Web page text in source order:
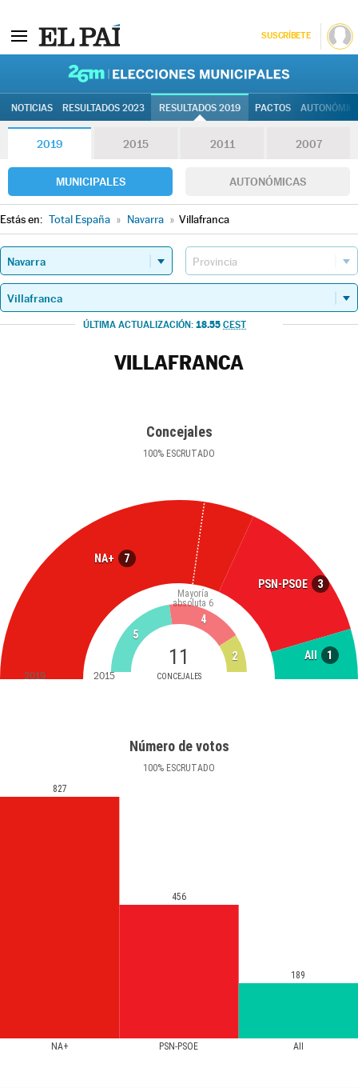
SUSCRÍBETE
NOTICIAS RESULTADOS 2023 RESULTADOS 2019 PACTOS
2019 2015 2011 2007
MUNICIPALES AUTONÓMICAS
Estás en: Total España » Navarra » Villafranca
ÚLTIMA ACTUALIZACIÓN: 18.55 CEST
VILLAFRANCA
Concejales
100% ESCRUTADO
NA+ 7
PSN-PSOE 3
AII 1
11
CONCEJALES
Mayoría
absoluta 6
5
4
2
2019 2015
Número de votos
100% ESCRUTADO
NA+ PSN-PSOE AII
827
456
189